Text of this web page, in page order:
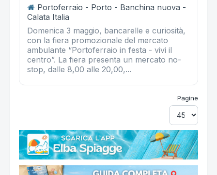
Portoferraio - Porto - Banchina nuova -
Calata Italia
Domenica 3 maggio, bancarelle e curiosità,
con la fiera promozionale del mercato
ambulante “Portoferraio in festa - vivi il
centro”. La fiera presenta un mercato no-
stop, dalle 8,00 alle 20,00,...
Pagine